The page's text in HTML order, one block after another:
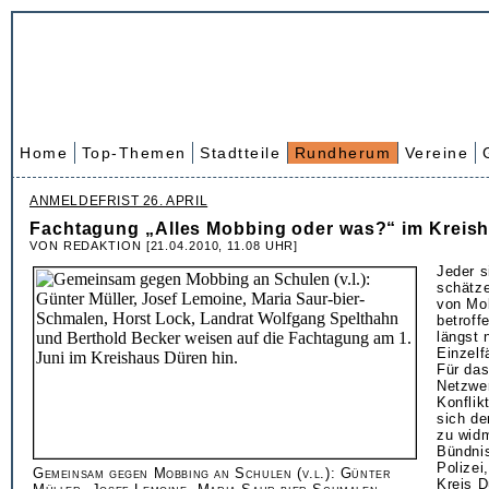
Home Top-Themen Stadtteile Rundherum Vereine
ANMELDEFRIST 26. APRIL
Fachtagung „Alles Mobbing oder was?“ im
VON REDAKTION [21.04.2010, 11.08 UHR]
Gemeinsam gegen Mobbing an Schulen (v.l.): Günter
Jeder
von
längst
Für
sich
zu
Kreis